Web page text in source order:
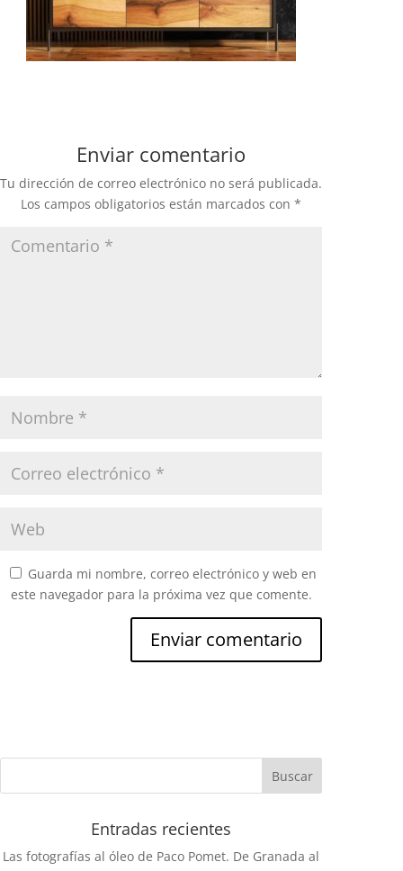
Enviar comentario
Tu dirección de correo electrónico no será publicada.
Los campos obligatorios están marcados con*
Guarda mi nombre, correo electrónico y web en
este navegador para la próxima vez que comente.
Entradas recientes
Las fotografías al óleo de Paco Pomet. De Granada al